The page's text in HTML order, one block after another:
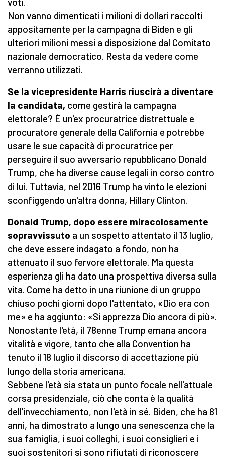
Non vanno dimenticati i milioni di dollari raccolti
appositamente per la campagna di Biden e gli
ulteriori milioni messi a disposizione dal Comitato
nazionale democratico. Resta da vedere come
verranno utilizzati.
Se la vicepresidente Harris riuscirà a diventare
la candidata, come gestirà la campagna
elettorale? È un'ex procuratrice distrettuale e
procuratore generale della California e potrebbe
usare le sue capacità di procuratrice per
perseguire il suo avversario repubblicano Donald
Trump, che ha diverse cause legali in corso contro
di lui. Tuttavia, nel 2016 Trump ha vinto le elezioni
sconfiggendo un'altra donna, Hillary Clinton.
Donald Trump, dopo essere miracolosamente
sopravvissuto a un sospetto attentato il 13 luglio,
che deve essere indagato a fondo, non ha
attenuato il suo fervore elettorale. Ma questa
esperienza gli ha dato una prospettiva diversa sulla
vita. Come ha detto in una riunione di un gruppo
chiuso pochi giorni dopo l'attentato, «Dio era con
me» e ha aggiunto: «Si apprezza Dio ancora di più».
Nonostante l'età, il 78enne Trump emana ancora
vitalità e vigore, tanto che alla Convention ha
tenuto il 18 luglio il discorso di accettazione più
lungo della storia americana.
Sebbene l'età sia stata un punto focale nell'attuale
corsa presidenziale, ciò che conta è la qualità
dell'invecchiamento, non l'età in sé. Biden, che ha 81
anni, ha dimostrato a lungo una senescenza che la
sua famiglia, i suoi colleghi, i suoi consiglieri e i
suoi sostenitori si sono rifiutati di riconoscere